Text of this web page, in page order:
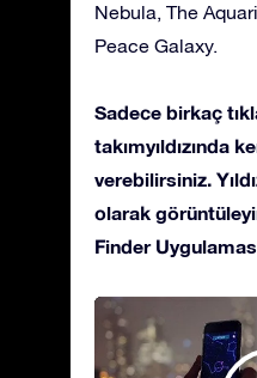
Nebula, The
Peace Galaxy.
Sadece birkaç
takımyıldızında
verebilirsiniz.
olarak
Finder